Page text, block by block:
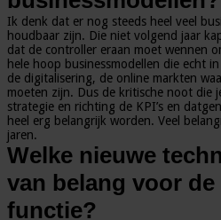
Ik denk dat er nog steeds heel veel
houdbaar zijn. Die niet volgend jaar
dat de controller eraan moet wennen
hele hoop businessmodellen die echt
de digitalisering, de online markten
moeten zijn. Dus de kritische noot die
strategie en richting de KPI’s en
heel erg belangrijk worden. Veel
jaren.
Welke nieuwe
van belang voor
functie?